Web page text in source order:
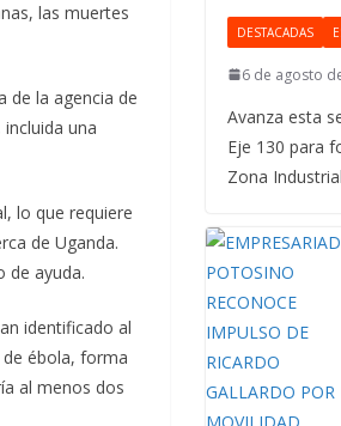
las muertes
de la agencia de
una
lo que requiere
de Uganda.
de ayuda.
identificado al
ébola, forma
al menos dos
DESTACADAS
6 de agosto
Avanza esta
Eje 130 para
Zona